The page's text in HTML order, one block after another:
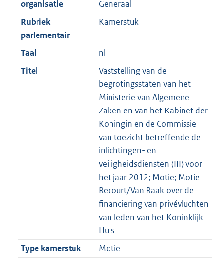
organisatie
Generaal
Rubriek
parlementair
Kamerstuk
Taal
nl
Titel
Vaststelling van de
begrotingsstaten van het
Ministerie van Algemene
Zaken en van het Kabinet der
Koningin en de Commissie
van toezicht betreffende de
inlichtingen- en
veiligheidsdiensten (III) voor
het jaar 2012; Motie; Motie
Recourt/Van Raak over de
financiering van privévluchten
van leden van het Koninklijk
Huis
Type kamerstuk
Motie